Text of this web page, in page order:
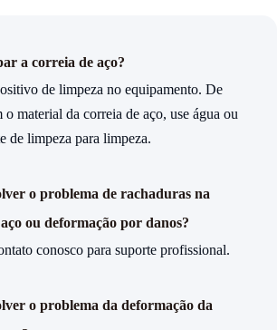
a correia de aço?
de limpeza no equipamento. De
o material da correia de aço, use água ou
de limpeza para limpeza.
o problema de rachaduras na
ou deformação por danos?
conosco para suporte profissional.
o problema da deformação da